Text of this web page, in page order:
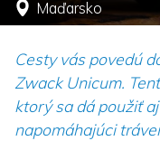
Maďarsko
Cesty vás povedú
Zwack Unicum.
ktorý sa dá použiť
napomáhajúci